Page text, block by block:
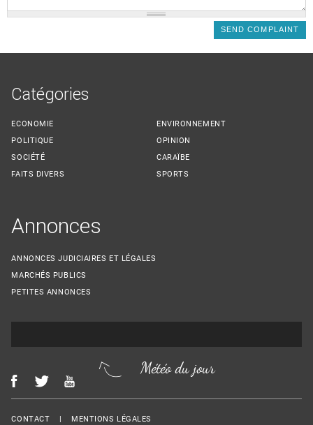
Catégories
ECONOMIE
POLITIQUE
SOCIÉTÉ
FAITS DIVERS
ENVIRONNEMENT
OPINION
CARAÏBE
SPORTS
Annonces
ANNONCES JUDICIAIRES ET LÉGALES
MARCHÉS PUBLICS
PETITES ANNONCES
Météo du jour
Menu Footer
CONTACT MENTIONS LÉGALES